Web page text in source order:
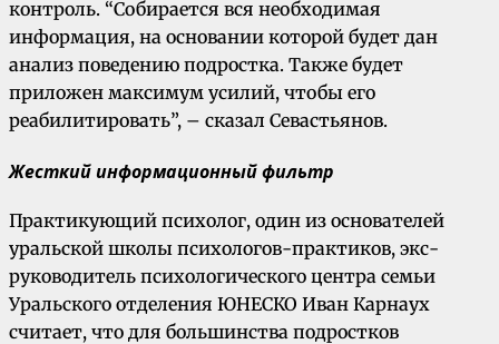
контроль. “Собирается вся необходимая
информация, на основании которой будет дан
анализ поведению подростка. Также будет
приложен максимум усилий, чтобы его
реабилитировать”, – сказал Севастьянов.
Жесткий информационный фильтр
Практикующий психолог, один из основателей
уральской школы психологов-практиков, экс-
руководитель психологического центра семьи
Уральского отделения ЮНЕСКО Иван Карнаух
считает, что для большинства подростков